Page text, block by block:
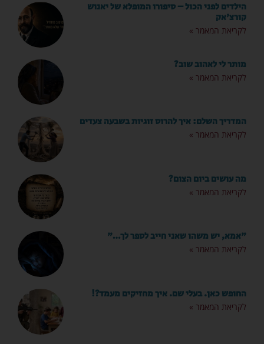
הילדים לפני הכול – סיפורו המופלא של יאנוש
קורצ'אק
לקריאת המאמר »
מותר לי לאהוב שוב?
לקריאת המאמר »
המדריך השלם: איך להרוס זוגיות בשבעה צעדים
לקריאת המאמר »
מה עושים ביום הצום?
לקריאת המאמר »
"אמא, יש משהו שאני חייב לספר לך…"
לקריאת המאמר »
החופש כאן. בעלי שם. איך מחזיקים מעמד?!
לקריאת המאמר »